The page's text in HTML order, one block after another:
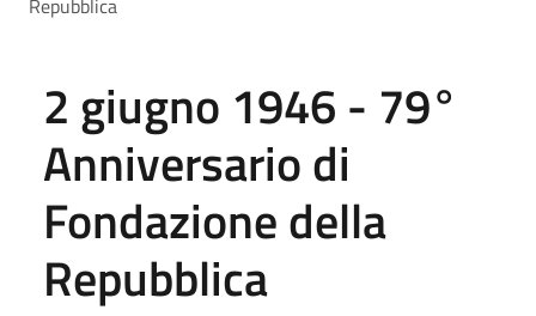
Repubblica
2 giugno 1946 - 79°
Anniversario di
Fondazione della
Repubblica